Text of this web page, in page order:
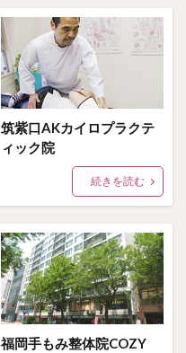
筑紫口AKカイロプラクテ
ィック院
続きを読む
福岡手もみ整体院COZY